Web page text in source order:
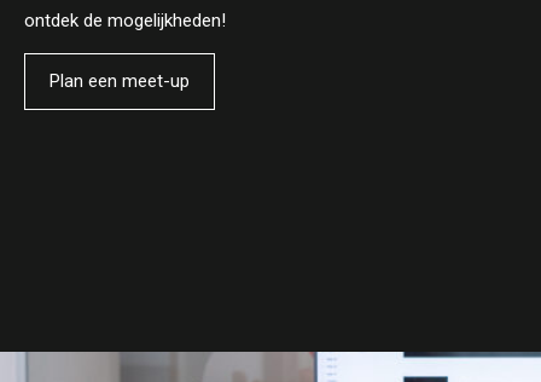
ontdek de mogelijkheden!
Plan een meet-up